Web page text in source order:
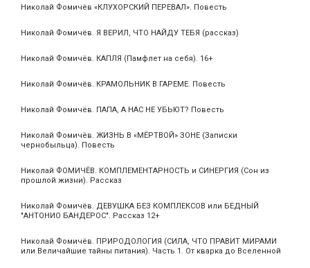
Николай Фомичёв «КЛУХОРСКИЙ ПЕРЕВАЛ». Повесть
Николай Фомичёв. Я ВЕРИЛ, ЧТО НАЙДУ ТЕБЯ (рассказ)
Николай Фомичёв. КАПЛЯ (Памфлет на себя). 16+
Николай Фомичёв. КРАМОЛЬНИК В ГАРЕМЕ. Повесть
Николай Фомичёв. ПАПА, А НАС НЕ УБЬЮТ? Повесть
Николай Фомичёв. ЖИЗНЬ В «МЁРТВОЙ» ЗОНЕ (Записки
чернобыльца). Повесть
Николай ФОМИЧЁВ. КОМПЛЕМЕНТАРНОСТЬ и СИНЕРГИЯ (Сон из
прошлой жизни). Рассказ
Николай Фомичёв. ДЕВУШКА БЕЗ КОМПЛЕКСОВ или БЕДНЫЙ
"АНТОНИО БАНДЕРОС". Рассказ 12+
Николай Фомичёв. ПРИРОДОЛОГИЯ (СИЛА, ЧТО ПРАВИТ МИРАМИ
или Величайшие тайны питания). Часть 1. От кварка до Вселенной